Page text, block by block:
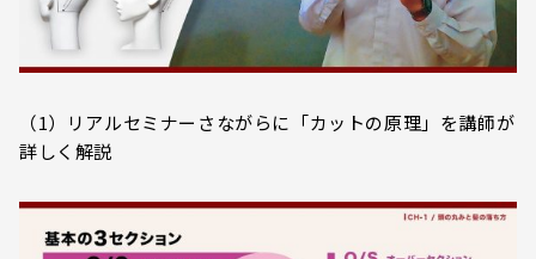
（1）リアルセミナーさながらに「カットの原理」を講師が
詳しく解説